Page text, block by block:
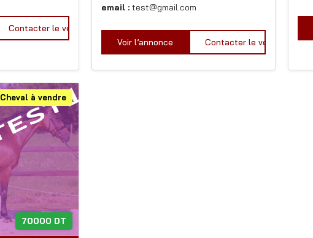
Contacter le vendeur
email : test@gmail.com
Voir l’annonce Contacter le vendeur
Cheval à vendre
70000 DT